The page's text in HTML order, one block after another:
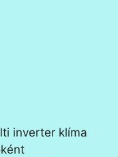
inverter klíma